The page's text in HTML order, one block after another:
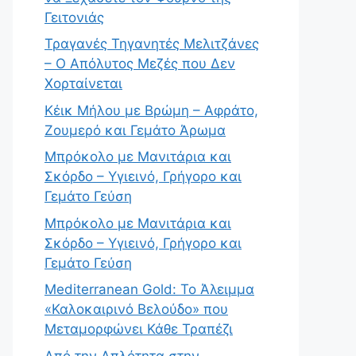
Γειτονιάς
Τραγανές Τηγανητές Μελιτζάνες
– Ο Απόλυτος Μεζές που Δεν
Χορταίνεται
Κέικ Μήλου με Βρώμη – Αφράτο,
Ζουμερό και Γεμάτο Άρωμα
Μπρόκολο με Μανιτάρια και
Σκόρδο – Υγιεινό, Γρήγορο και
Γεμάτο Γεύση
Μπρόκολο με Μανιτάρια και
Σκόρδο – Υγιεινό, Γρήγορο και
Γεμάτο Γεύση
Mediterranean Gold: Το Άλειμμα
«Καλοκαιρινό Βελούδο» που
Μεταμορφώνει Κάθε Τραπέζι